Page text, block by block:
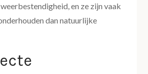
en ze zijn vaak
dan natuurlijke